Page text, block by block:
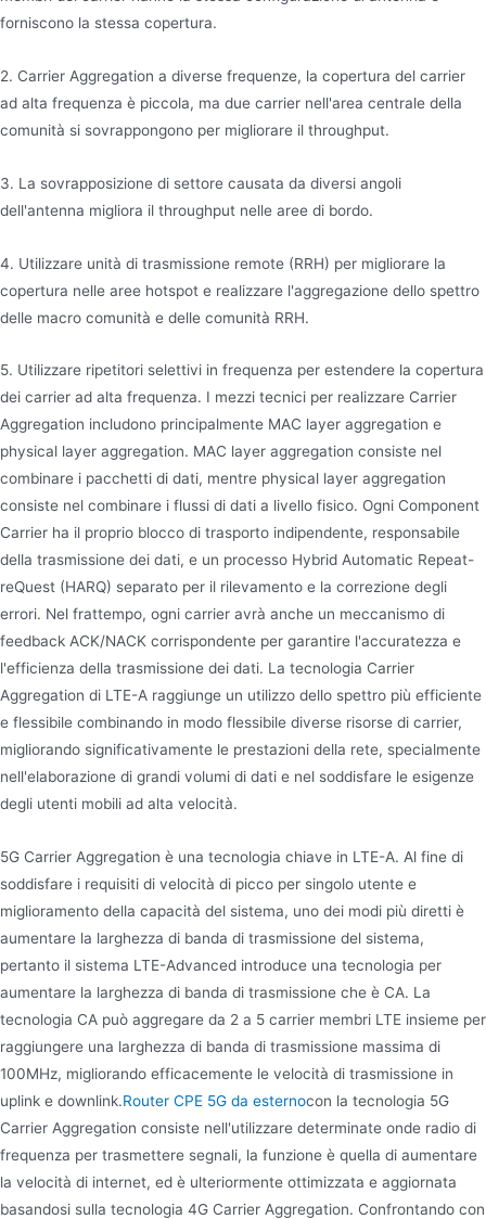
forniscono la stessa copertura.
2. Carrier Aggregation a diverse frequenze, la copertura del carrier
ad alta frequenza è piccola, ma due carrier nell'area centrale della
comunità si sovrappongono per migliorare il throughput.
3. La sovrapposizione di settore causata da diversi angoli
dell'antenna migliora il throughput nelle aree di bordo.
4. Utilizzare unità di trasmissione remote (RRH) per migliorare la
copertura nelle aree hotspot e realizzare l'aggregazione dello spettro
delle macro comunità e delle comunità RRH.
5. Utilizzare ripetitori selettivi in frequenza per estendere la copertura
dei carrier ad alta frequenza. I mezzi tecnici per realizzare Carrier
Aggregation includono principalmente MAC layer aggregation e
physical layer aggregation. MAC layer aggregation consiste nel
combinare i pacchetti di dati, mentre physical layer aggregation
consiste nel combinare i flussi di dati a livello fisico. Ogni Component
Carrier ha il proprio blocco di trasporto indipendente, responsabile
della trasmissione dei dati, e un processo Hybrid Automatic Repeat-
reQuest (HARQ) separato per il rilevamento e la correzione degli
errori. Nel frattempo, ogni carrier avrà anche un meccanismo di
feedback ACK/NACK corrispondente per garantire l'accuratezza e
l'efficienza della trasmissione dei dati. La tecnologia Carrier
Aggregation di LTE-A raggiunge un utilizzo dello spettro più efficiente
e flessibile combinando in modo flessibile diverse risorse di carrier,
migliorando significativamente le prestazioni della rete, specialmente
nell'elaborazione di grandi volumi di dati e nel soddisfare le esigenze
degli utenti mobili ad alta velocità.
5G Carrier Aggregation è una tecnologia chiave in LTE-A. Al fine di
soddisfare i requisiti di velocità di picco per singolo utente e
miglioramento della capacità del sistema, uno dei modi più diretti è
aumentare la larghezza di banda di trasmissione del sistema,
pertanto il sistema LTE-Advanced introduce una tecnologia per
aumentare la larghezza di banda di trasmissione che è CA. La
tecnologia CA può aggregare da 2 a 5 carrier membri LTE insieme per
raggiungere una larghezza di banda di trasmissione massima di
100MHz, migliorando efficacemente le velocità di trasmissione in
uplink e downlink.Router CPE 5G da esternocon la tecnologia 5G
Carrier Aggregation consiste nell'utilizzare determinate onde radio di
frequenza per trasmettere segnali, la funzione è quella di aumentare
la velocità di internet, ed è ulteriormente ottimizzata e aggiornata
basandosi sulla tecnologia 4G Carrier Aggregation. Confrontando con